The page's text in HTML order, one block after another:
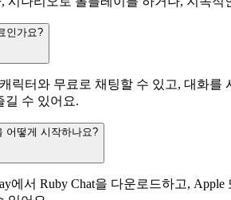
인가요?
릭터와 무료로 채팅할 수 있고, 대화를
길 수 있어요.
어떻게 시작하나요?
에서 Ruby Chat을 다운로드하고,